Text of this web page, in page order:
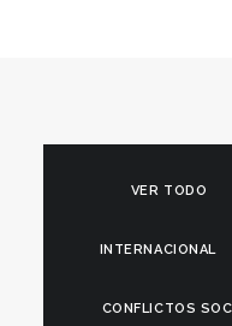
VER TODO
INTERNACIONAL
CONFLICTOS